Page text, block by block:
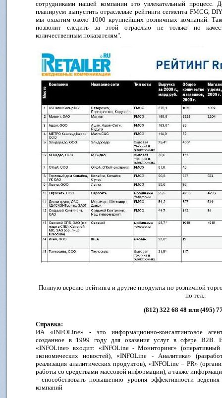
сотрудниками нашей компании это увлекательный процесс.
планируем выпустить отраслевые рейтинги сегмента FMCG,
мы охватим около 1000 крупнейших розничных компаний.
позволит следить за этой отраслью не только по
количественным показателям".
Полную версию рейтинга и другие продукты по розничной
по тел.:
(812) 322 68 48 или (495)
Справка:
ИА «INFOLine» - это информационно-консалтинговое
созданное в 1999 году для оказания услуг в сфере
«INFOLine» входит: «INFOLine - Мониторинг» (оперативный
экономических новостей), «INFOLine - Аналитика»
реализация аналитических продуктов), «INFOLine – PR»
работы со средствами массовой информации), а также
- способствовать повышению уровня эффективности
компаний